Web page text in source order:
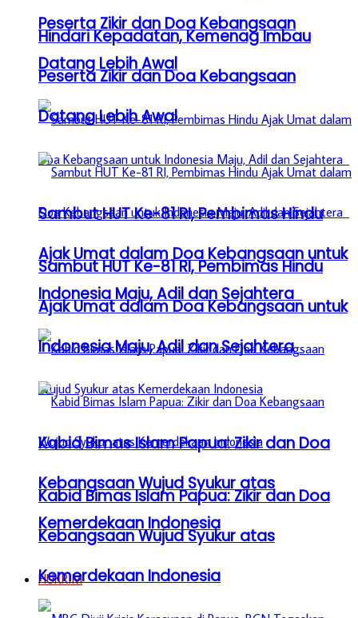
Peserta Zikir dan Doa Kebangsaan
Datang Lebih Awal
Sambut HUT Ke-81 RI, Pembimas Hindu
Ajak Umat dalam Doa Kebangsaan untuk
Indonesia Maju, Adil dan Sejahtera
Kabid Bimas Islam Papua: Zikir dan Doa
Kebangsaan Wujud Syukur atas
Kemerdekaan Indonesia
HUKRIM
Hindari Kepadatan, Kemenag Imbau
Peserta Zikir dan Doa Kebangsaan
Datang Lebih Awal
Sambut HUT Ke-81 RI, Pembimas Hindu
Ajak Umat dalam Doa Kebangsaan untuk
Indonesia Maju, Adil dan Sejahtera
Kabid Bimas Islam Papua: Zikir dan Doa
Kebangsaan Wujud Syukur atas
Kemerdekaan Indonesia